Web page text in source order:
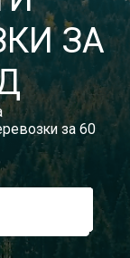
86-05
бесплатный
Отзывы
Статьи
Новости
Документы
Контакты
ЗА
за 60